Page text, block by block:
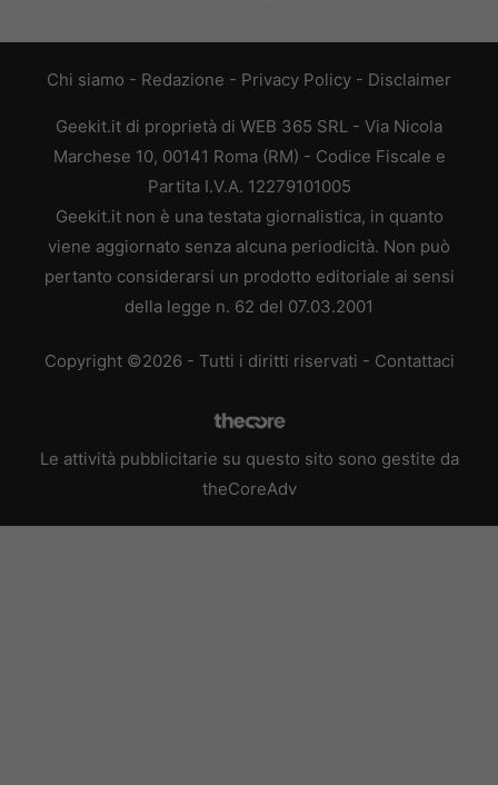
Chi siamo - Redazione - Privacy Policy - Disclaimer
Geekit.it di proprietà di WEB 365 SRL - Via Nicola
Marchese 10, 00141 Roma (RM) - Codice Fiscale e
Partita I.V.A. 12279101005
Geekit.it non è una testata giornalistica, in quanto
viene aggiornato senza alcuna periodicità. Non può
pertanto considerarsi un prodotto editoriale ai sensi
della legge n. 62 del 07.03.2001
Copyright ©2026 - Tutti i diritti riservati - Contattaci
Le attività pubblicitarie su questo sito sono gestite da
theCoreAdv